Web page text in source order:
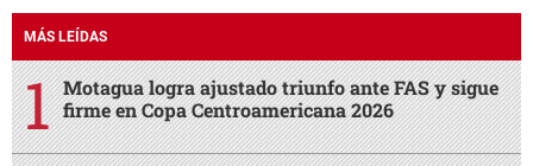
MÁS LEÍDAS
Motagua logra ajustado triunfo ante FAS y sigue
firme en Copa Centroamericana 2026